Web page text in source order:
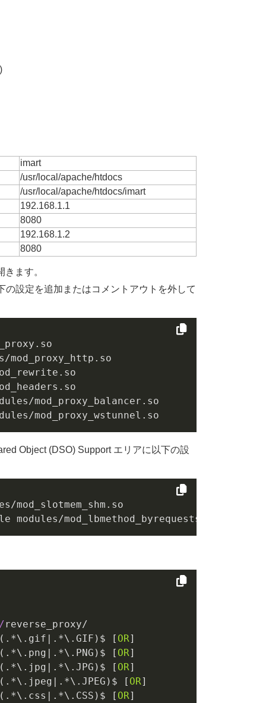
imart
/usr/local/apache/htdocs
/usr/local/apache/htdocs/imart
192.168.1.1
8080
192.168.1.2
8080
ます。
の設定を追加またはコメントアウトを外して
mod_proxy_http.so
mod_proxy_balancer.so
Object (DSO) Support エリアに以下の設
mod_slotmem_shm.so
(.*\. gif |.*\. GIF )$ [ OR
(.*\. png |.*\. PNG )$ [ OR
(.*\. jpg |.*\. JPG )$ [ OR
(.*\. jpeg |.*\. JPEG )$ [ OR
(.*\. css |.*\. CSS )$ [ OR